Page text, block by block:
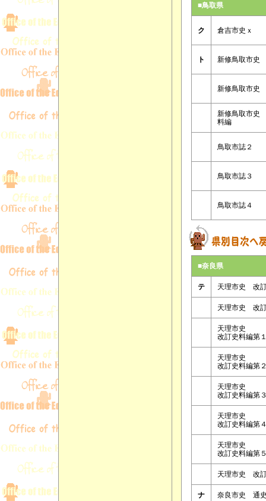
■鳥取県
ク 倉吉市史ｘ
ト 新修鳥取市史
新修鳥取市史
新修鳥取市史
料編
鳥取市誌２
鳥取市誌３
鳥取市誌４
■奈良県
テ 天理市史 改
天理市史 改
天理市史
改訂史料編第
天理市史
改訂史料編第
天理市史
改訂史料編第
天理市史
改訂史料編第
天理市史
改訂史料編第
天理市史 改
ナ 奈良市史 通